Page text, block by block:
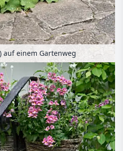
auf einem Gartenweg